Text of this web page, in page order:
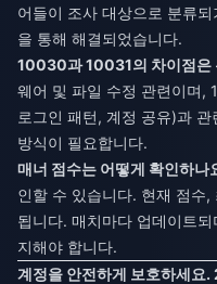
어들이 조사 대상으로 분류
을 통해 해결되었습니다.
10030과 10031의 차이점은
웨어 및 파일 수정 관련이며,
로그인 패턴, 계정 공유)과
방식이 필요합니다.
매너 점수는 어떻게 확인하나
인할 수 있습니다. 현재 점수
됩니다. 매치마다 업데이트
지해야 합니다.
계정을 안전하게 보호하세요.